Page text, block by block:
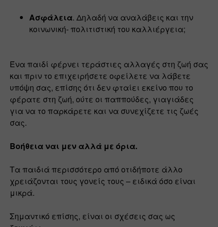
Ασφάλεια. Δηλαδή να αναλάβεις και την
κοινωνική- πολιτιστική του καλλιέργεια;
Ένα παιδί φέρνει τεράστιες αλλαγές στη ζωή σας
και πριν το επιχειρήσετε οφείλετε να λάβετε
υπόψη σας, επίσης ότι δεν φταίει εκείνο που το
φέρατε στη ζωή, ούτε οι παππούδες, γιαγιάδες
για να το παρκάρετε και να συνεχίζετε τις ζωές
σας.
Βοήθεια ναι μεν αλλά με όρια.
Τα παιδιά περισσότερο από οτιδήποτε άλλο
χρειάζονται τους γονείς τους – ειδικά όσο είναι
μικρά.
Σημαντικό επίσης, είναι οι σχέσεις σας ως